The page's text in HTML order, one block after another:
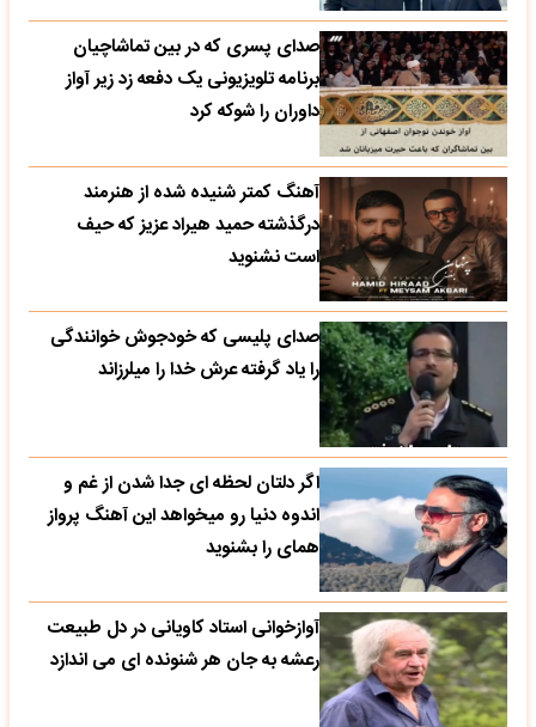
صدای پسری که در بین تماشاچیان
برنامه تلویزیونی یک دفعه زد زیر آواز
داوران را شوکه کرد
آهنگ کمتر شنیده شده از هنرمند
درگذشته حمید هیراد عزیز که حیف
است نشنوید
صدای پلیسی که خودجوش خوانندگی
را یاد گرفته عرش خدا را میلرزاند
اگر دلتان لحظه ای جدا شدن از غم و
اندوه دنیا رو میخواهد این آهنگ پرواز
همای را بشنوید
آوازخوانی استاد کاویانی در دل طبیعت
رعشه به جان هر شنونده ای می اندازد